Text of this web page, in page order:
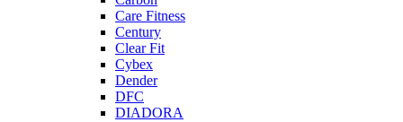
Care Fitness
Century
Clear Fit
Cybex
Dender
DFC
DIADORA